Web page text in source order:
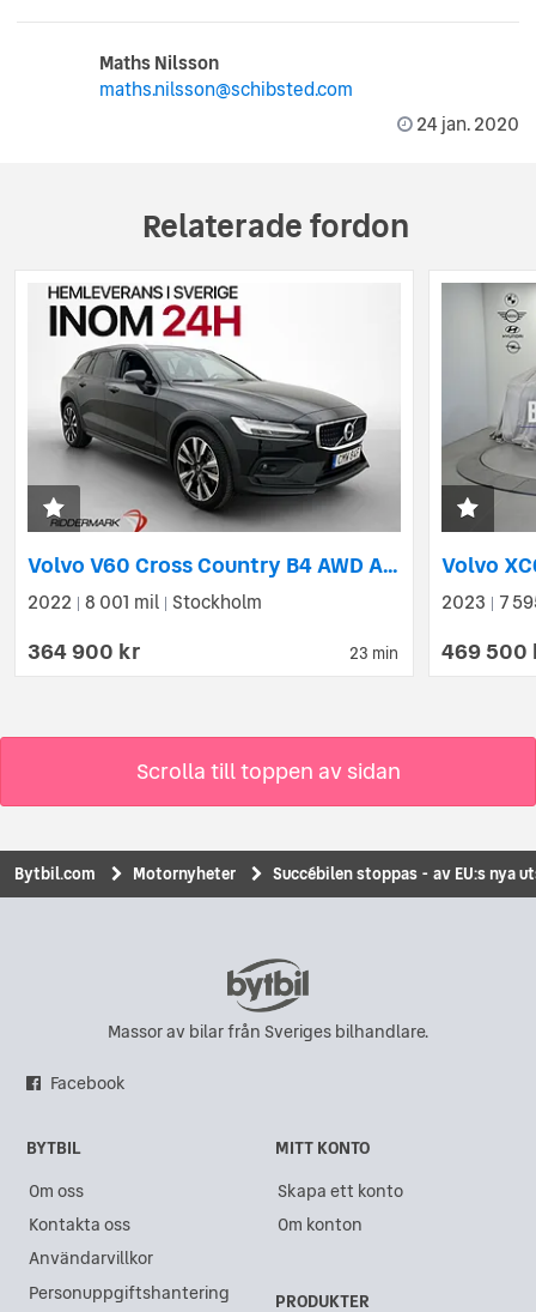
Maths Nilsson
maths.nilsson@schibsted.com
24 jan. 2020
Relaterade fordon
23 min
Volvo V60 Cross Country B4 AWD Advanced Pano H/K VOC Kamera
2022 8 001 mil Stockholm
364 900 kr
2023 7
469 500
Scrolla till toppen av sidan
Bytbil.com Motornyheter Succébilen stoppas - av EU:s nya
Massor av bilar från Sveriges bilhandlare.
Facebook
BYTBIL
Om oss
Kontakta oss
Användarvillkor
Personuppgiftshantering
MITT KONTO
Skapa ett konto
Om konton
PRODUKTER